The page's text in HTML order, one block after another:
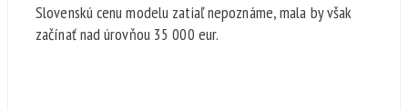
Slovenskú cenu modelu zatiaľ nepoznáme, mala by však
začínať nad úrovňou 35 000 eur.